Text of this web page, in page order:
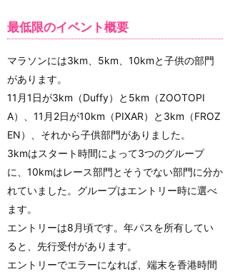
最低限のイベント概要
マラソンには3km、5km、10kmと子供の部門
があります。
11月1日が3km（Duffy）と5km（ZOOTOPI
A）、11月2日が10km（PIXAR）と3km（FROZ
EN）、それから子供部門がありました。
3kmはスタート時間によって3つのグループ
に、10kmはレース部門とそうでない部門に分か
れていました。グループはエントリー時に選べ
ます。
エントリーは8月頃です。年パスを所有してい
ると、先行受付があります。
エントリーでエラーになれば、端末を香港時間